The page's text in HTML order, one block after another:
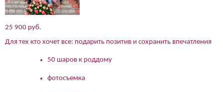
25 900 руб.
Для тех кто хочет все: подарить позитив и сохранить впечатления
50 шаров к роддому
фотосъемка